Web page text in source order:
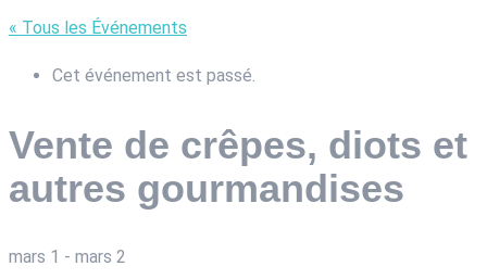
« Tous les Événements
Cet événement est passé.
Vente de crêpes, diots et
autres gourmandises
mars 1 - mars 2